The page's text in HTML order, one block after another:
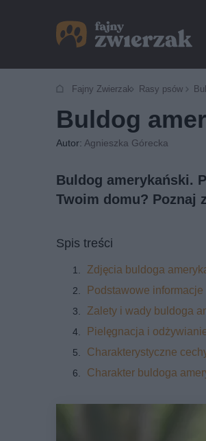
Fajny Zwierzak Rasy psów
Buldog
Autor: Agnieszka Górecka
Buldog amerykański.
Twoim domu? Poznaj
Spis treści
Zdjęcia buldoga
Podstawowe
Zalety i wady buldoga
Pielęgnacja i
Charakterystyczne
Charakter buldoga